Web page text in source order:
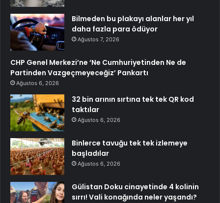
Bilmeden bu plakayı alanlar her yıl
daha fazla para ödüyor
Ağustos 7, 2026
CHP Genel Merkezi’ne ‘Ne Cumhuriyetinden Ne de
Partinden Vazgeçmeyeceğiz’ Pankartı
Ağustos 6, 2026
32 bin arının sırtına tek tek QR kod
taktılar
Ağustos 6, 2026
Binlerce tavuğu tek tek izlemeye
başladılar
Ağustos 6, 2026
Gülistan Doku cinayetinde 4 kolinin
sırrı! Vali konağında neler yaşandı?